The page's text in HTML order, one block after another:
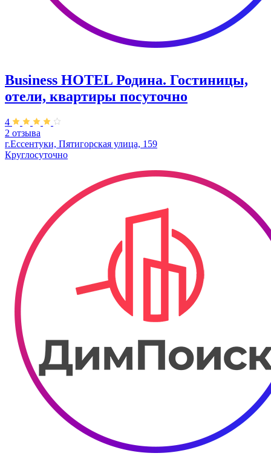
Business HOTEL Родина. Гостиницы,
отели, квартиры посуточно
4
2 отзыва
г.Ессентуки, Пятигорская улица, 159
Круглосуточно